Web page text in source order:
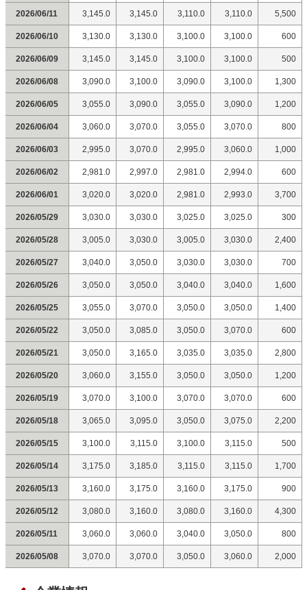
2026/06/11 3,145.0 3,145.0 3,110.0 3,110.0 5,500
2026/06/10 3,130.0 3,130.0 3,100.0 3,100.0 600
2026/06/09 3,145.0 3,145.0 3,100.0 3,100.0 500
2026/06/08 3,090.0 3,100.0 3,090.0 3,100.0 1,300
2026/06/05 3,055.0 3,090.0 3,055.0 3,090.0 1,200
2026/06/04 3,060.0 3,070.0 3,055.0 3,070.0 800
2026/06/03 2,995.0 3,070.0 2,995.0 3,060.0 1,000
2026/06/02 2,981.0 2,997.0 2,981.0 2,994.0 600
2026/06/01 3,020.0 3,020.0 2,981.0 2,993.0 3,700
2026/05/29 3,030.0 3,030.0 3,025.0 3,025.0 300
2026/05/28 3,005.0 3,030.0 3,005.0 3,030.0 2,400
2026/05/27 3,040.0 3,050.0 3,030.0 3,030.0 700
2026/05/26 3,050.0 3,050.0 3,040.0 3,040.0 1,600
2026/05/25 3,055.0 3,070.0 3,050.0 3,050.0 1,400
2026/05/22 3,050.0 3,085.0 3,050.0 3,070.0 600
2026/05/21 3,050.0 3,165.0 3,035.0 3,035.0 2,800
2026/05/20 3,060.0 3,155.0 3,050.0 3,050.0 1,200
2026/05/19 3,070.0 3,100.0 3,070.0 3,070.0 600
2026/05/18 3,065.0 3,095.0 3,050.0 3,075.0 2,200
2026/05/15 3,100.0 3,115.0 3,100.0 3,115.0 500
2026/05/14 3,175.0 3,185.0 3,115.0 3,115.0 1,700
2026/05/13 3,160.0 3,175.0 3,160.0 3,175.0 900
2026/05/12 3,080.0 3,160.0 3,080.0 3,160.0 4,300
2026/05/11 3,060.0 3,060.0 3,040.0 3,050.0 800
2026/05/08 3,070.0 3,070.0 3,050.0 3,060.0 2,000